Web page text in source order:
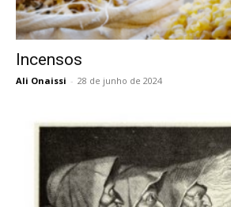
Incensos
Ali Onaissi - 28 de junho de 2024